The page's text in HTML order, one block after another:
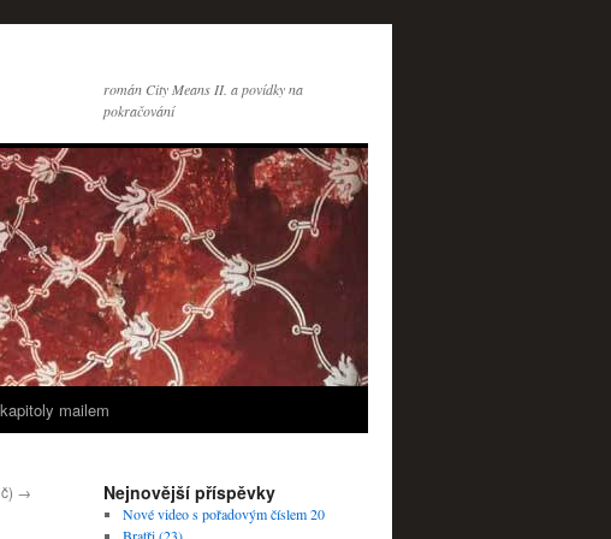
román City Means II. a povídky na
pokračování
mailem
→ Nejnovější příspěvky
Nové video s pořadovým číslem 20